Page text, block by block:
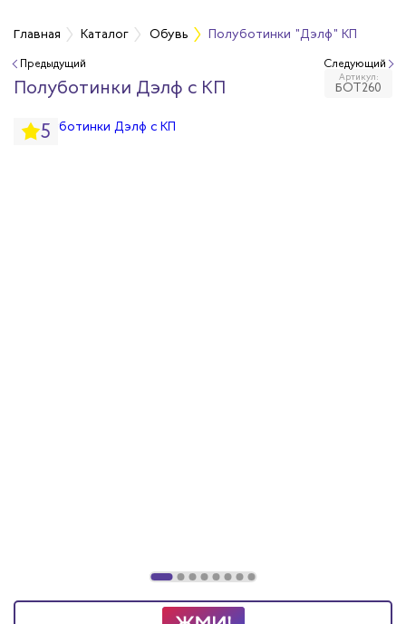
Главная Каталог Обувь Полуботинки "Дэлф" КП
Предыдущий
Полуботинки Дэлф с КП Артикул:
БОТ260
5
Следующий